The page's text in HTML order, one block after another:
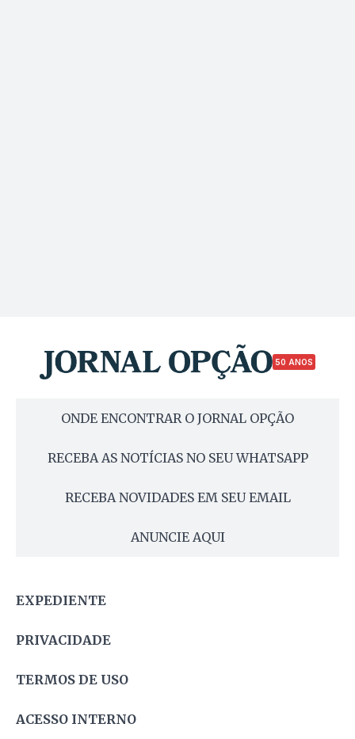
50 ANOS
ONDE ENCONTRAR O JORNAL OPÇÃO
RECEBA AS NOTÍCIAS NO SEU WHATSAPP
RECEBA NOVIDADES EM SEU EMAIL
ANUNCIE AQUI
EXPEDIENTE
PRIVACIDADE
TERMOS DE USO
ACESSO INTERNO